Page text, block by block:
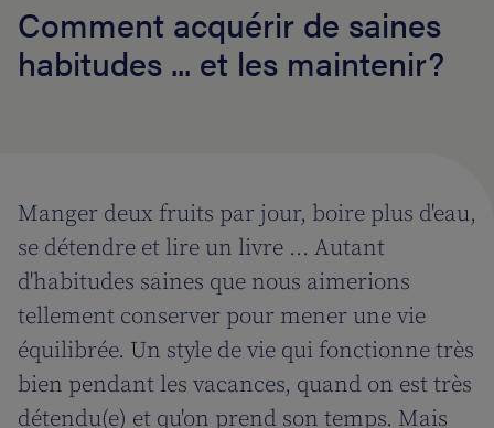
Comment acquérir de saines
habitudes ... et les maintenir?
Manger deux fruits par jour, boire plus d'eau,
se détendre et lire un livre ... Autant
d'habitudes saines que nous aimerions
tellement conserver pour mener une vie
équilibrée. Un style de vie qui fonctionne très
bien pendant les vacances, quand on est très
détendu(e) et qu'on prend son temps. Mais